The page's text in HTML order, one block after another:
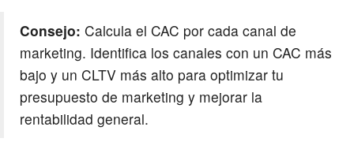
Consejo: Calcula el CAC por cada canal de
marketing. Identifica los canales con un CAC más
bajo y un CLTV más alto para optimizar tu
presupuesto de marketing y mejorar la
rentabilidad general.